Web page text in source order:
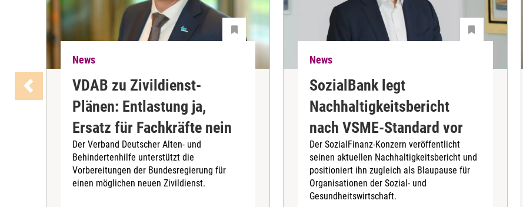
News
VDAB zu Zivildienst-
Plänen: Entlastung ja,
Ersatz für Fachkräfte nein
Der Verband Deutscher Alten- und
Behindertenhilfe unterstützt die
Vorbereitungen der Bundesregierung für
einen möglichen neuen Zivildienst.
News
SozialBank legt
Nachhaltigkeitsbericht
nach VSME-Standard vor
Der SozialFinanz-Konzern veröffentlicht
seinen aktuellen Nachhaltigkeitsbericht und
positioniert ihn zugleich als Blaupause für
Organisationen der Sozial- und
Gesundheitswirtschaft.